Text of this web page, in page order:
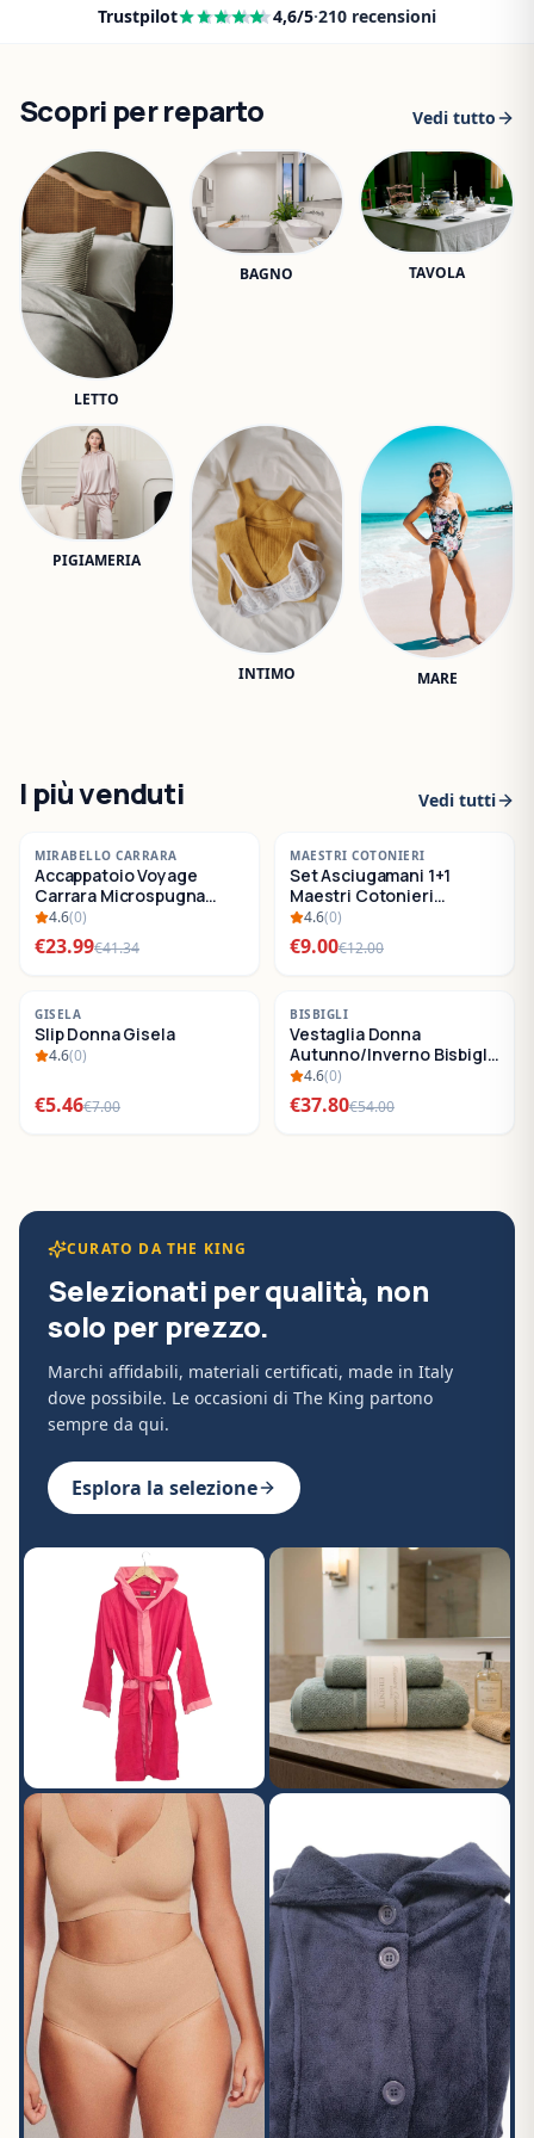
Trustpilot 4,6/5·210 recensioni
Scopri per reparto Vedi tutto
LETTO
BAGNO TAVOLA
PIGIAMERIA
INTIMO MARE
I più venduti Vedi tutti
-42%
SALDI
MIRABELLO CARRARA
Accappatoio Voyage
Carrara Microspugna
Cotone
4.6(0)
€23.99€41.34
-25%
SALDI
MAESTRI COTONIERI
Set Asciugamani 1+1
Maestri Cotonieri
Eternity Spugna di
Cotone
4.6(0)
€9.00€12.00
-22 %
SALDI
GISELA
Slip Donna Gisela
4.6(0)
€5.46€7.00
-30 %
SALDI
BISBIGLI
Vestaglia Donna
Autunno/Inverno Bisbigli
BO288632
4.6(0)
€37.80€54.00
CURATO DA THE KING
Selezionati per qualità, non
solo per prezzo.
Marchi affidabili, materiali certificati, made in Italy
dove possibile. Le occasioni di The King partono
sempre da qui.
Esplora la selezione